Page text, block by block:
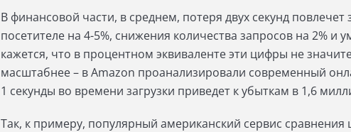
В финансовой части, в среднем, потеря двух секунд
посетителе на 4-5%, снижения количества запросов на 2% и
кажется, что в процентном эквиваленте эти цифры не
масштабнее – в Amazon проанализировали современный
1 секунды во времени загрузки приведет к убыткам в 1,6
Так, к примеру, популярный американский сервис